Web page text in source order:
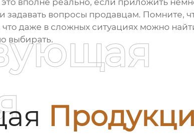
это вполне реально, если приложить
вопросы продавцам. Помните,
даже в сложных ситуациях можно
выбирать.